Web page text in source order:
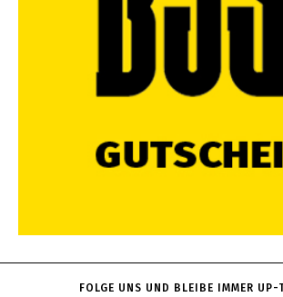
FOLGE UNS UND BLEIBE IMMER UP-